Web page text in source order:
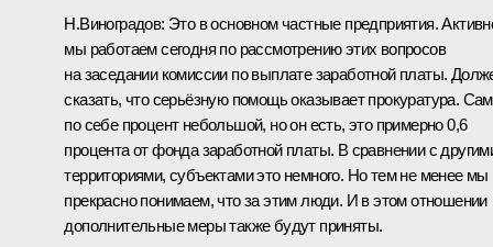
Н.Виноградов: Это в основном частные предприятия.
мы работаем сегодня по рассмотрению этих вопросов
на заседании комиссии по выплате заработной платы.
сказать, что серьёзную помощь оказывает прокуратура. Сам
по себе процент небольшой, но он есть, это примерно 0,6
процента от фонда заработной платы. В сравнении с
территориями, субъектами это немного. Но тем не менее мы
прекрасно понимаем, что за этим люди. И в этом отношении
дополнительные меры также будут приняты.